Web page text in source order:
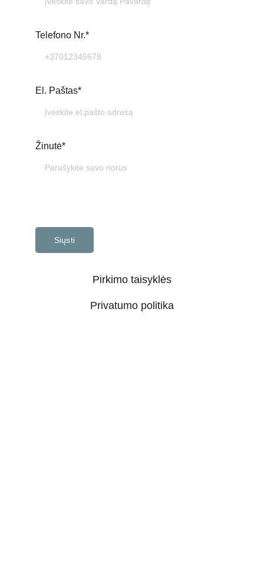
Telefono Nr.*
El. Paštas*
Žinutė*
Siųsti
Privatumo politika
Pirkimo taisyklės